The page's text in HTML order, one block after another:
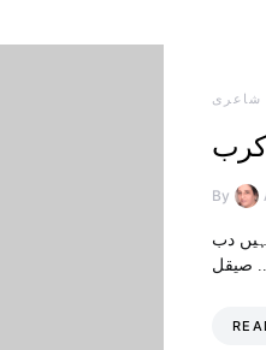
شاعری
کرب
By
دب